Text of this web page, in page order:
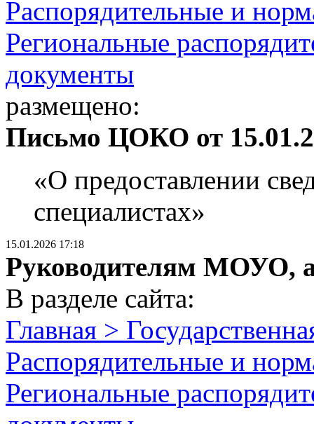
Распорядительные и
Региональные
документы
размещено:
Письмо ЦОКО от
«О предоставлении
специалистах»
15.01.2026 17:18
Руководителям МОУО,
В разделе сайта:
Главная >
Распорядительные и
Региональные